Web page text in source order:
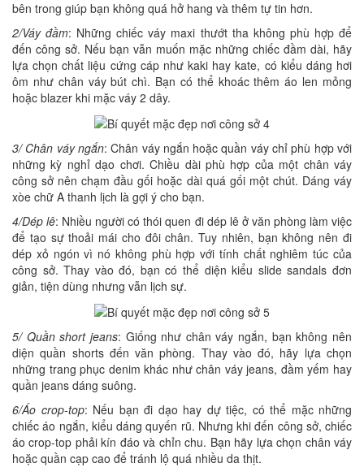
bên trong giúp bạn không quá hở hang và thêm tự tin hơn.
2/Váy đầm: Những chiếc váy maxi thướt tha không phù hợp để
đến công sở. Nếu bạn vẫn muốn mặc những chiếc đầm dài, hãy
lựa chọn chất liệu cứng cáp như kaki hay kate, có kiểu dáng hơi
ôm như chân váy bút chì. Bạn có thể khoác thêm áo len mỏng
hoặc blazer khi mặc váy 2 dây.
3/ Chân váy ngắn: Chân váy ngắn hoặc quần váy chỉ phù hợp với
những kỳ nghỉ dạo chơi. Chiều dài phù hợp của một chân váy
công sở nên chạm đầu gối hoặc dài quá gối một chút. Dáng váy
xòe chữ A thanh lịch là gợi ý cho bạn.
4/Dép lê: Nhiều người có thói quen đi dép lê ở văn phòng làm việc
để tạo sự thoải mái cho đôi chân. Tuy nhiên, bạn không nên đi
dép xỏ ngón vì nó không phù hợp với tính chất nghiêm túc của
công sở. Thay vào đó, bạn có thể diện kiểu slide sandals đơn
giản, tiện dùng nhưng vẫn lịch sự.
5/ Quần short jeans: Giống như chân váy ngắn, bạn không nên
diện quần shorts đến văn phòng. Thay vào đó, hãy lựa chọn
những trang phục denim khác như chân váy jeans, đầm yếm hay
quần jeans dáng suông.
6/Áo crop-top: Nếu bạn đi dạo hay dự tiệc, có thể mặc những
chiếc áo ngắn, kiểu dáng quyến rũ. Nhưng khi đến công sở, chiếc
áo crop-top phải kín đáo và chỉn chu. Bạn hãy lựa chọn chân váy
hoặc quần cạp cao để tránh lộ quá nhiều da thịt.